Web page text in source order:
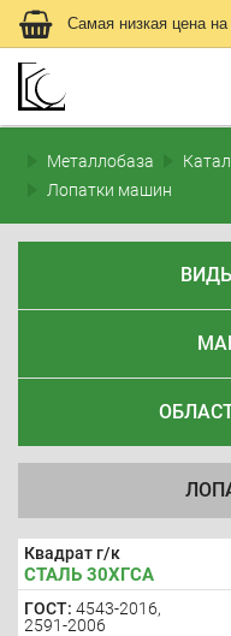
Самая низкая цена на
Металлобаза
Лопатки машин
Квадрат г/к
СТАЛЬ 30ХГСА
ГОСТ: 4543-2016,
2591-2006